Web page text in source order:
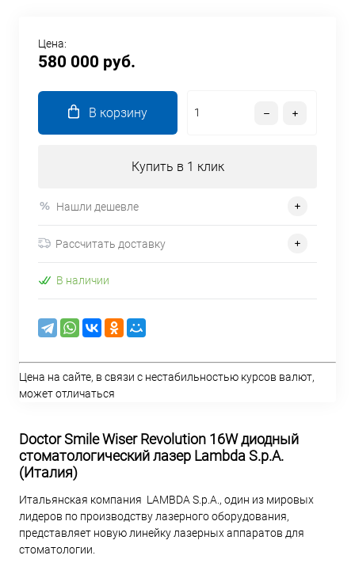
Цена:
580 000 руб.
В корзину
Купить в 1 клик
Нашли дешевле
Рассчитать доставку
В наличии
Цена на сайте, в связи с нестабильностью курсов валют,
может отличаться
Doctor Smile Wiser Revolution 16W диодный
стоматологический лазер Lambda S.p.A.
(Италия)
Итальянская компания LAMBDA S.p.A., один из мировых
лидеров по производству лазерного оборудования,
представляет новую линейку лазерных аппаратов для
стоматологии.